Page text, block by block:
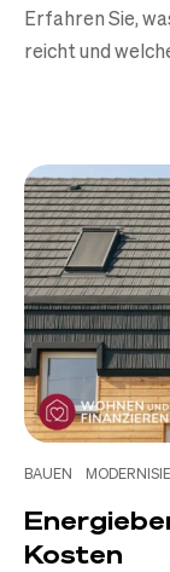
Erfahren Sie,
reicht und
BAUEN
Kosten